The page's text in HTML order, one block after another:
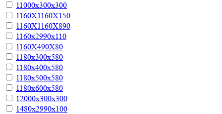
11000х300х300
1160Х1160Х150
1160Х1160Х890
1160х2990х110
1160Х490Х80
1180х300х580
1180х400х580
1180х500х580
1180х600х580
12000х300х300
1480х2990х100